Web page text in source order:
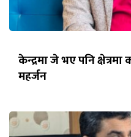
केन्द्रमा जे भए पनि
महर्जन